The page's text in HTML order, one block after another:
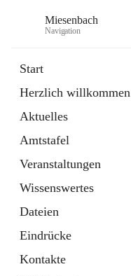
Miesenbach
Navigation
Start
Herzlich willkommen
Aktuelles
Amtstafel
Veranstaltungen
Wissenswertes
Dateien
Eindrücke
Kontakte
Externe Webseite
in
Tab
Region Schneebergland
Externe Webseite
öffnet
in
neuem
Tab